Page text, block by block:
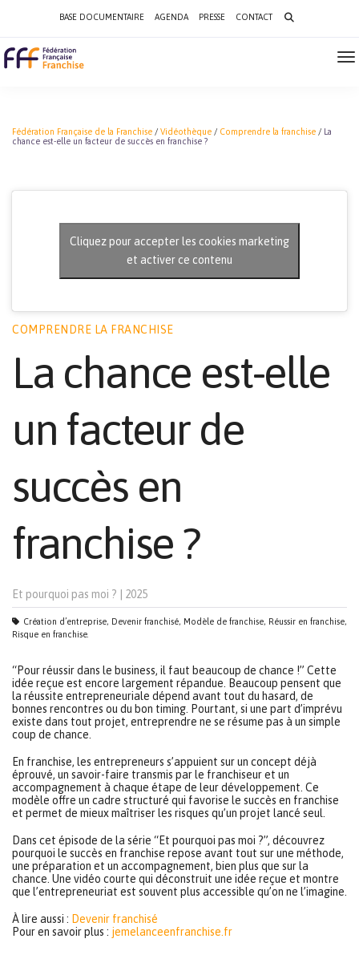
BASE DOCUMENTAIRE AGENDA PRESSE CONTACT
Search
for:
Fédération Française de la Franchise / Vidéothèque / Comprendre la franchise / La
chance est-elle un facteur de succès en franchise ?
Cliquez pour accepter les cookies marketing
et activer ce contenu
COMPRENDRE LA FRANCHISE
La chance est-elle
un facteur de
succès en
franchise ?
Et pourquoi pas moi ? 2025
Création d’entreprise, Devenir franchisé, Modèle de franchise, Réussir en franchise,
Risque en franchise.
“Pour réussir dans le business, il faut beaucoup de chance !” Cette
idée reçue est encore largement répandue. Beaucoup pensent que
la réussite entrepreneuriale dépend avant tout du hasard, de
bonnes rencontres ou du bon timing. Pourtant, si une part d’imprévu
existe dans tout projet, entreprendre ne se résume pas à un simple
coup de chance.
En franchise, les entrepreneurs s’appuient sur un concept déjà
éprouvé, un savoir-faire transmis par le franchiseur et un
accompagnement à chaque étape de leur développement. Ce
modèle offre un cadre structuré qui favorise le succès en franchise
et permet de mieux maîtriser les risques qu’un projet lancé seul.
Dans cet épisode de la série “Et pourquoi pas moi ?”, découvrez
pourquoi le succès en franchise repose avant tout sur une méthode,
une préparation et un accompagnement, bien plus que sur la
chance. Une vidéo courte qui déconstruit une idée reçue et montre
que l’entrepreneuriat est souvent plus accessible qu’on ne l’imagine.
À lire aussi : Devenir franchisé
Pour en savoir plus : jemelanceenfranchise.fr